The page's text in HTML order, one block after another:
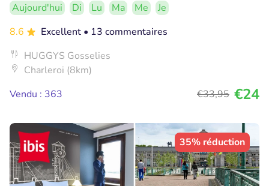
Aujourd'hui Di Lu Ma Me
Je
8.6
Excellent • 13 commentaires
HUGGYS Gosselies
Charleroi (8km)
Vendu : 363
€33,95 €24
35% réduction